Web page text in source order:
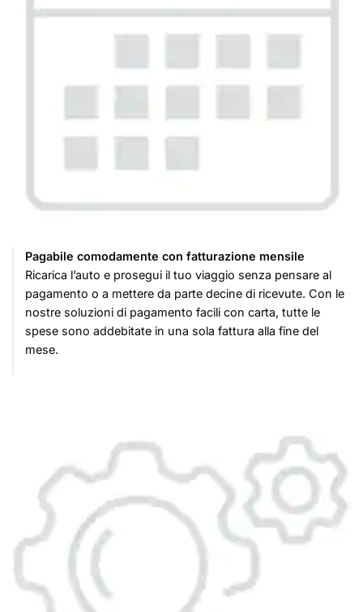
Pagabile comodamente con fatturazione mensile
Ricarica l’auto e prosegui il tuo viaggio senza pensare al
pagamento o a mettere da parte decine di ricevute. Con le
nostre soluzioni di pagamento facili con carta, tutte le
spese sono addebitate in una sola fattura alla fine del
mese.